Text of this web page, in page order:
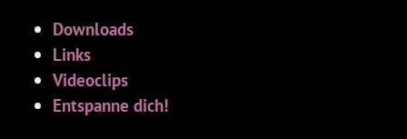
Downloads
Links
Videoclips
Entspanne dich!